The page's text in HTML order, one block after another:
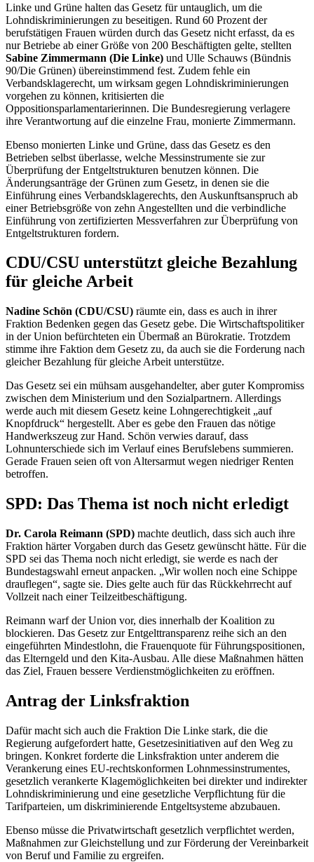
Linke und Grüne halten das Gesetz für untauglich, um die
Lohndiskriminierungen zu beseitigen. Rund 60 Prozent der
berufstätigen Frauen würden durch das Gesetz nicht erfasst, da es
nur Betriebe ab einer Größe von 200 Beschäftigten gelte, stellten
Sabine Zimmermann (Die Linke) und Ulle Schauws (Bündnis
90/Die Grünen) übereinstimmend fest. Zudem fehle ein
Verbandsklagerecht, um wirksam gegen Lohndiskriminierungen
vorgehen zu können, kritisierten die
Oppositionsparlamentarierinnen. Die Bundesregierung verlagere
ihre Verantwortung auf die einzelne Frau, monierte Zimmermann.
Ebenso monierten Linke und Grüne, dass das Gesetz es den
Betrieben selbst überlasse, welche Messinstrumente sie zur
Überprüfung der Entgeltstrukturen benutzen können. Die
Änderungsanträge der Grünen zum Gesetz, in denen sie die
Einführung eines Verbandsklagerechts, den Auskunftsanspruch ab
einer Betriebsgröße von zehn Angestellten und die verbindliche
Einführung von zertifizierten Messverfahren zur Überprüfung von
Entgeltstrukturen fordern.
CDU/CSU unterstützt gleiche Bezahlung
für gleiche Arbeit
Nadine Schön (CDU/CSU) räumte ein, dass es auch in ihrer
Fraktion Bedenken gegen das Gesetz gebe. Die Wirtschaftspolitiker
in der Union befürchteten ein Übermaß an Bürokratie. Trotzdem
stimme ihre Faktion dem Gesetz zu, da auch sie die Forderung nach
gleicher Bezahlung für gleiche Arbeit unterstütze.
Das Gesetz sei ein mühsam ausgehandelter, aber guter Kompromiss
zwischen dem Ministerium und den Sozialpartnern. Allerdings
werde auch mit diesem Gesetz keine Lohngerechtigkeit „auf
Knopfdruck“ hergestellt. Aber es gebe den Frauen das nötige
Handwerkszeug zur Hand. Schön verwies darauf, dass
Lohnunterschiede sich im Verlauf eines Berufslebens summieren.
Gerade Frauen seien oft von Altersarmut wegen niedriger Renten
betroffen.
SPD: Das Thema ist noch nicht erledigt
Dr. Carola Reimann (SPD) machte deutlich, dass sich auch ihre
Fraktion härter Vorgaben durch das Gesetz gewünscht hätte. Für die
SPD sei das Thema noch nicht erledigt, sie werde es nach der
Bundestagswahl erneut anpacken. „Wir wollen noch eine Schippe
drauflegen“, sagte sie. Dies gelte auch für das Rückkehrrecht auf
Vollzeit nach einer Teilzeitbeschäftigung.
Reimann warf der Union vor, dies innerhalb der Koalition zu
blockieren. Das Gesetz zur Entgelttransparenz reihe sich an den
eingeführten Mindestlohn, die Frauenquote für Führungspositionen,
das Elterngeld und den Kita-Ausbau. Alle diese Maßnahmen hätten
das Ziel, Frauen bessere Verdienstmöglichkeiten zu eröffnen.
Antrag der Linksfraktion
Dafür macht sich auch die Fraktion Die Linke stark, die die
Regierung aufgefordert hatte, Gesetzesinitiativen auf den Weg zu
bringen. Konkret forderte die Linksfraktion unter anderem die
Verankerung eines EU-rechtskonformen Lohnmessinstrumentes,
gesetzlich verankerte Klagemöglichkeiten bei direkter und indirekter
Lohndiskriminierung und eine gesetzliche Verpflichtung für die
Tarifparteien, um diskriminierende Entgeltsysteme abzubauen.
Ebenso müsse die Privatwirtschaft gesetzlich verpflichtet werden,
Maßnahmen zur Gleichstellung und zur Förderung der Vereinbarkeit
von Beruf und Familie zu ergreifen.